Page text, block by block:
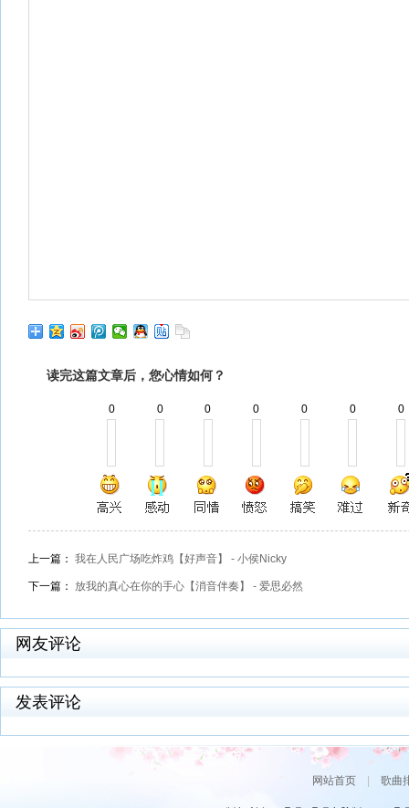
读完这篇文章后，您心情如何？
0 0 0 0 0 0 0
上一篇： 我在人民广场吃炸鸡【好声音】 - 小侯Nicky
下一篇： 放我的真心在你的手心【消音伴奏】 - 爱思必然
网友评论
发表评论
网站首页| 歌曲